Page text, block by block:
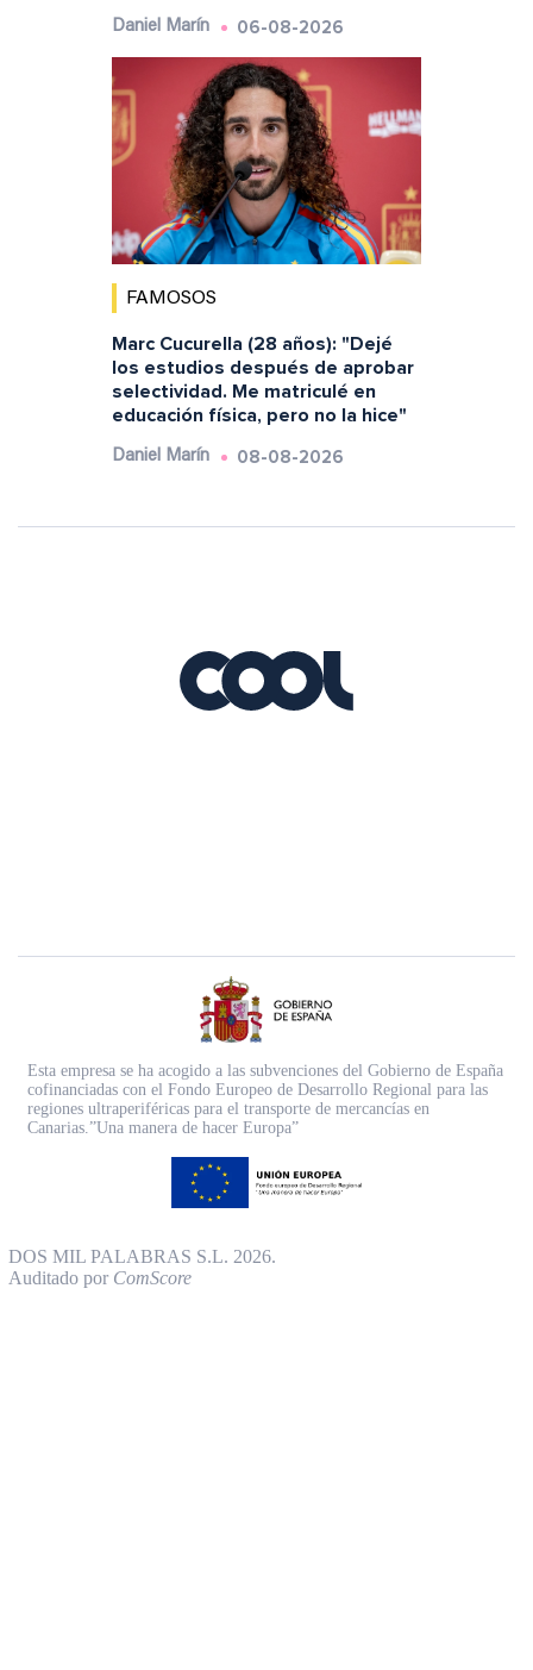
Daniel Marín 06-08-2026
FAMOSOS
Marc Cucurella (28 años): "Dejé
los estudios después de aprobar
selectividad. Me matriculé en
educación física, pero no la hice"
Daniel Marín 08-08-2026
Esta empresa se ha acogido a las subvenciones del Gobierno de España
cofinanciadas con el Fondo Europeo de Desarrollo Regional para las
regiones ultraperiféricas para el transporte de mercancías en
Canarias.”Una manera de hacer Europa”
DOS MIL PALABRAS S.L. 2026.
Auditado por ComScore